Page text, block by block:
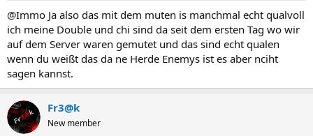
@Immo Ja also das mit dem muten is manchmal echt qualvoll
ich meine Double und chi sind da seit dem ersten Tag wo wir
auf dem Server waren gemutet und das sind echt qualen
wenn du weißt das da ne Herde Enemys ist es aber nciht
sagen kannst.
Fr3@k
New member